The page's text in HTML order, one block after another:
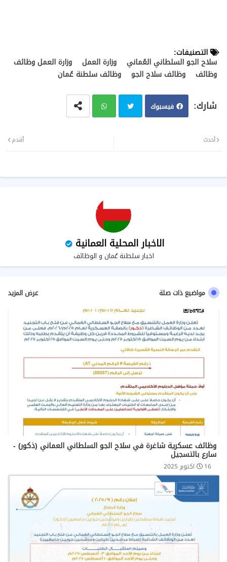
التصنيفات:
سلاح الجو السلطاني العُماني وزارة العمل
وزارة العمل وظائف
وظائف
وظائف سلاح الجو وظائف سلطنة عُمان
فيسبوك
ب
أحدث أقدم
الاخبار المحلية العمانية
اخبار سلطنة عُمان و الوظائف
مواضيع ذات صلة عرض المزيد
وظائف عسكرية شاغرة في سلاح الجو السلطاني العماني (ذكور) -
سارع بالتسجيل
16 اكتوبر 2025